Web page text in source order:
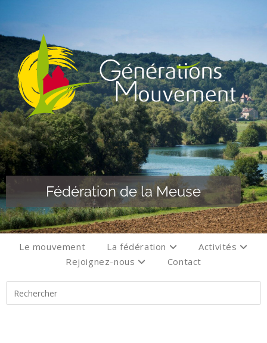
Fédération de la Meuse
Le mouvement La fédération
Activités
Rejoignez-nous
Contact